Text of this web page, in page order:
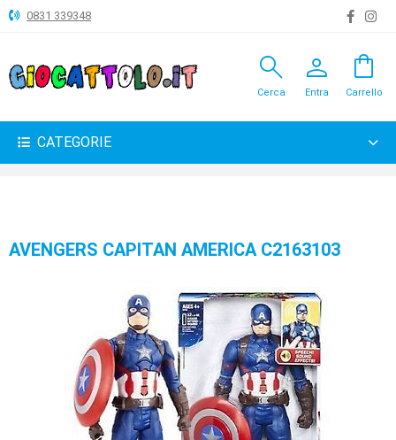
ANIMALI
BAMBOLE
0831 339348
search
Cerca
person
Entra
shopping_bag
Carrello
CATEGORIE
AVENGERS CAPITAN AMERICA C2163103